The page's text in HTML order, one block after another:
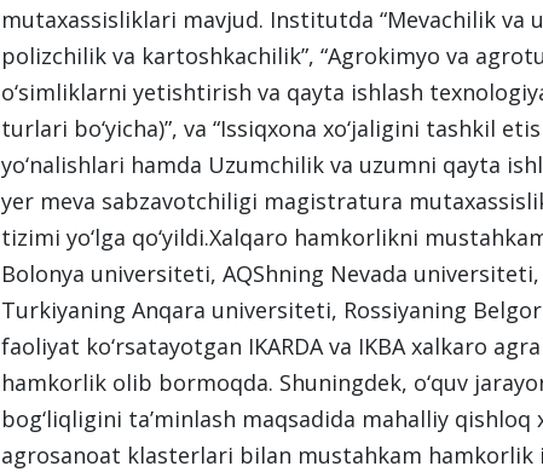
mutaxassisliklari mavjud. Institutda “Mevachilik va
polizchilik va kartoshkachilik”, “Agrokimyo va
o‘simliklarni yetishtirish va qayta ishlash
turlari bo‘yicha)”, va “Issiqxona xo‘jaligini tashkil
yo‘nalishlari hamda Uzumchilik va uzumni qayta
yer meva sabzavotchiligi magistratura
tizimi yo‘lga qo‘yildi.Xalqaro hamkorlikni
Bolonya universiteti, AQShning Nevada
Turkiyaning Anqara universiteti, Rossiyaning
faoliyat ko‘rsatayotgan IKARDA va IKBA xalkaro
hamkorlik olib bormoqda. Shuningdek, o‘quv
bog‘liqligini ta’minlash maqsadida mahalliy qishloq
agrosanoat klasterlari bilan mustahkam hamkorlik